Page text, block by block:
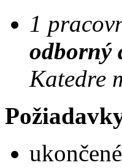
1
odborný
Katedre